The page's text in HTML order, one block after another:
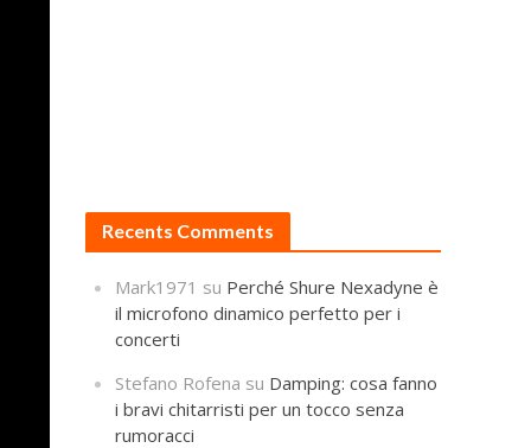
Recents Comments
Mark1971 su Perché Shure Nexadyne è
il microfono dinamico perfetto per i
concerti
Stefano Rofena su Damping: cosa fanno
i bravi chitarristi per un tocco senza
rumoracci